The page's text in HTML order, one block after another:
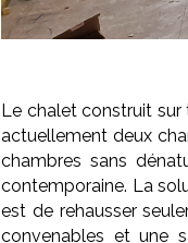
Le chalet construit sur
actuellement deux
chambres sans
contemporaine. La
est de rehausser
convenables et une